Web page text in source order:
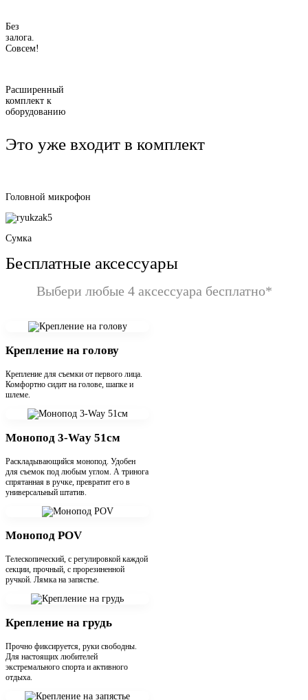
Без
залога.
Совсем!
Расширенный
комплект к
оборудованию
Это уже входит в комплект
Головной микрофон
Сумка
Бесплатные аксессуары
Выбери любые 4 аксессуара бесплатно*
Крепление на голову
Крепление для съемки от первого лица.
Комфортно сидит на голове, шапке и
шлеме.
Монопод 3-Way 51см
Раскладывающийся монопод. Удобен
для съемок под любым углом. А тринога
спрятанная в ручке, превратит его в
универсальный штатив.
Монопод POV
Телескопический, с регулировкой каждой
секции, прочный, с прорезиненной
ручкой. Лямка на запястье.
Крепление на грудь
Прочно фиксируется, руки свободны.
Для настоящих любителей
экстремального спорта и активного
отдыха.